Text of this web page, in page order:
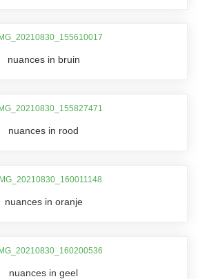
nuances in bruin
nuances in rood
nuances in oranje
nuances in geel